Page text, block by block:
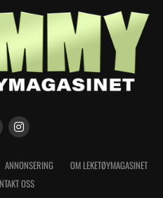
ANNONSERING
OM LEKETØYMAGASINET
OSS